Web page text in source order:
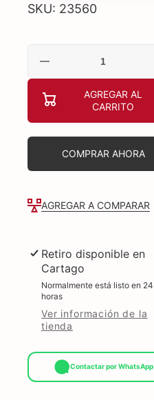
SKU: 23560
Reducir
CASE
GAMING
WARRIOR
CM26KTRA001C
MINI
TOWER
INCLUIDA
CON
Y
BARRA
DE
LUZ
NEGRO
AGREGAR AL
CARRITO
COMPRAR AHORA
AGREGAR A COMPARAR
Retiro disponible en
Cartago
Normalmente está listo en 24
horas
Ver información de la
tienda
Contactar por WhatsApp